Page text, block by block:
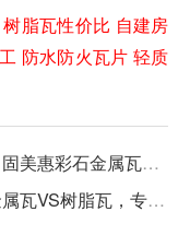
树脂瓦性价比 自建房
防水防火瓦片 轻质
级金刚树脂瓦不惧冰雹冲击
瓦，专业施工如何选？